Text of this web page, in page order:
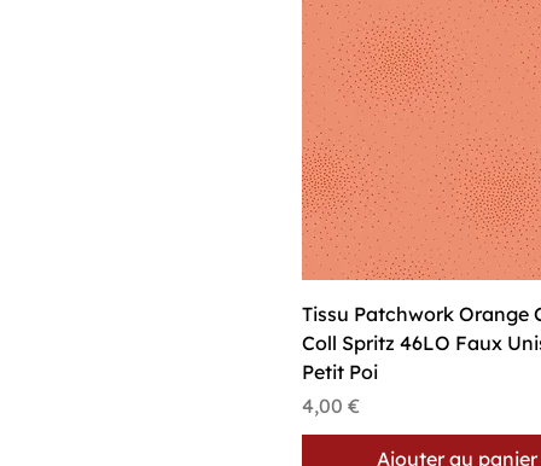
Aperçu rapide
Tissu Patchwork Orange
Coll Spritz 46LO Faux
Petit Poi
Prix
4,00 €
Ajouter au panier